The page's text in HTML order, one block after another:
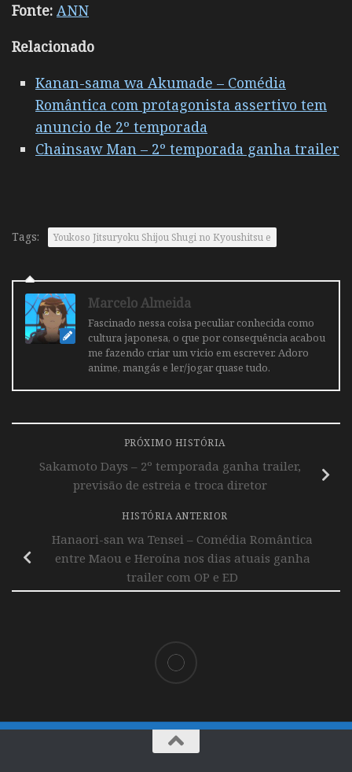
Fonte: ANN
Relacionado
Kanan-sama wa Akumade – Comédia
Romântica com protagonista assertivo tem
anuncio de 2º temporada
Chainsaw Man – 2º temporada ganha trailer
Tags: Youkoso Jitsuryoku Shijou Shugi no Kyoushitsu e
Marcelo Almeida
Fascinado nessa coisa peculiar conhecida como
cultura japonesa, o que por consequência acabou
me fazendo criar um vicio em escrever. Adoro
anime, mangás e ler/jogar quase tudo.
PRÓXIMO HISTÓRIA
Sakamoto Days – 2º temporada ganha trailer,
previsão de estreia e troca diretor
HISTÓRIA ANTERIOR
Hanaori-san wa Tensei – Comédia Romântica
entre Maou e Heroína nos dias atuais ganha
trailer com OP e ED